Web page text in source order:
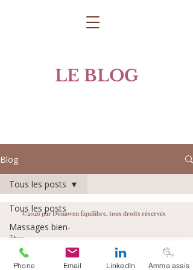
LE BLOG
Blog
Tous les posts
Massages bien-
être
Plantes & bien-
Tous les posts
©2026 par Dônawen Équilibre, tous droits réservés
Phone Email LinkedIn Amma assis